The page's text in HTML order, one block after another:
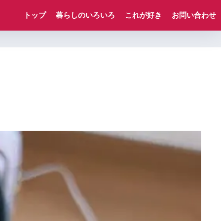
トップ 暮らしのいろいろ これが好き お問い合わせ